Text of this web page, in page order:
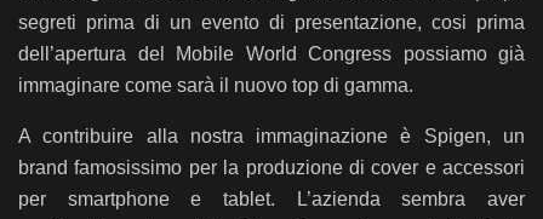
segreti prima di un evento di presentazione, cosi prima
dell’apertura del Mobile World Congress possiamo già
immaginare come sarà il nuovo top di gamma.
A contribuire alla nostra immaginazione è Spigen, un
brand famosissimo per la produzione di cover e accessori
per smartphone e tablet. L’azienda sembra aver